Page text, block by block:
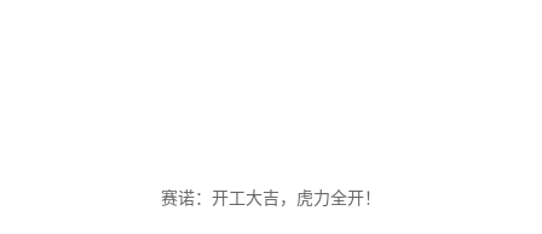
赛诺：开工大吉，虎力全开！